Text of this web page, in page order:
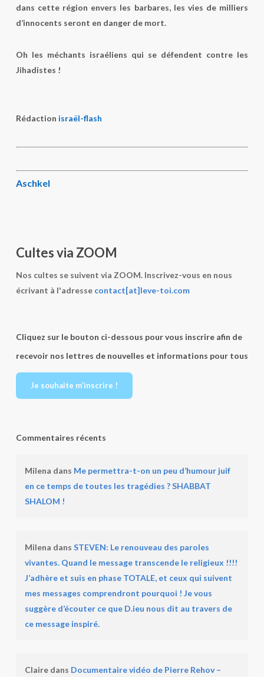
dans cette région envers les barbares, les vies de milliers
d’innocents seront en danger de mort.
Oh les méchants israéliens qui se défendent contre les
Jihadistes !
Rédaction israël-flash
Aschkel
Cultes via ZOOM
Nos cultes se suivent via ZOOM. Inscrivez-vous en nous
écrivant à l'adresse contact[at]leve-toi.com
Cliquez sur le bouton ci-dessous pour vous inscrire afin de
recevoir nos lettres de nouvelles et informations pour tous
Je souhaite m’inscrire !
Commentaires récents
Milena dans Me permettra-t-on un peu d’humour juif
en ce temps de toutes les tragédies ? SHABBAT
SHALOM !
Milena dans STEVEN: Le renouveau des paroles
vivantes. Quand le message transcende le religieux !!!!
J’adhère et suis en phase TOTALE, et ceux qui suivent
mes messages comprendront pourquoi ! Je vous
suggère d’écouter ce que D.ieu nous dit au travers de
ce message inspiré.
Clairedans Documentaire vidéo de Pierre Rehov –